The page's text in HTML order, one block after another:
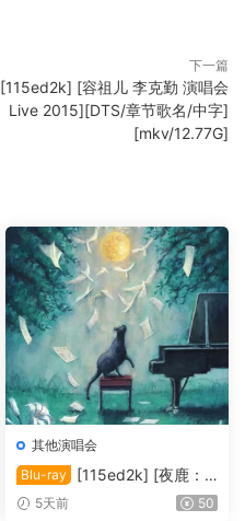
下一篇
[115ed2k] [容祖儿 李克勤 演唱会
Live 2015][DTS/章节歌名/中字]
[mkv/12.77G]
其他演唱会
Blu-ray
[115ed2k] [夜鹿：2
024「月亮和猫之舞」演唱
5天前 50